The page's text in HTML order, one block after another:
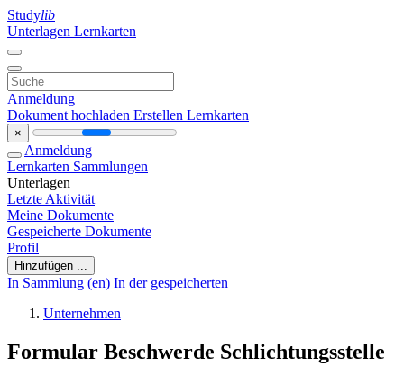
Studylib
Unterlagen Lernkarten
Anmeldung
Dokument hochladen Erstellen Lernkarten
×
Anmeldung
Lernkarten Sammlungen
Unterlagen
Letzte Aktivität
Meine Dokumente
Gespeicherte Dokumente
Profil
Hinzufügen ...
In Sammlung (en) In der gespeicherten
Unternehmen
Formular Beschwerde Schlichtungsstelle